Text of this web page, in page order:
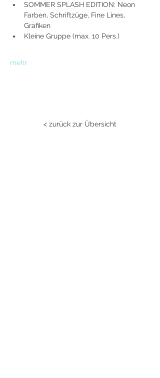
SOMMER SPLASH EDITION: Neon
Farben, Schriftzüge, Fine Lines,
Grafiken
Kleine Gruppe (max. 10 Pers.)
mehr
< zurück zur Übersicht